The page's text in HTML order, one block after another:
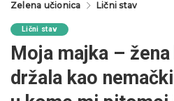
Zelena učionica Lični stav
Lični stav
Moja majka –
držala kao